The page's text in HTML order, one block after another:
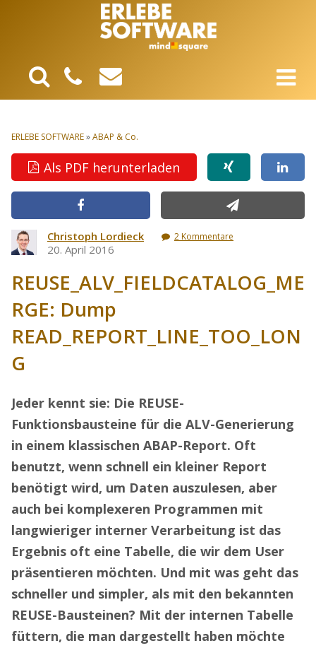
ERLEBE SOFTWARE»ABAP & Co.
Als PDF herunterladen
Christoph Lordieck
20. April 2016
2 Kommentare
REUSE_ALV_FIELDCATALOG_ME
RGE: Dump
READ_REPORT_LINE_TOO_LON
G
Jeder kennt sie: Die REUSE-
Funktionsbausteine für die ALV-Generierung
in einem klassischen ABAP-Report. Oft
benutzt, wenn schnell ein kleiner Report
benötigt wird, um Daten auszulesen, aber
auch bei komplexeren Programmen mit
langwieriger interner Verarbeitung ist das
Ergebnis oft eine Tabelle, die wir dem User
präsentieren möchten. Und mit was geht das
schneller und simpler, als mit den bekannten
REUSE-Bausteinen? Mit der internen Tabelle
füttern, die man dargestellt haben möchte